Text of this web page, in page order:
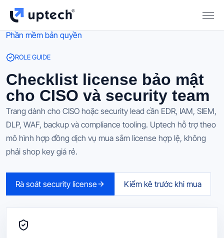
Phần mềm bản quyền
ROLE GUIDE
Checklist license bảo mật
cho CISO và security team
Trang dành cho CISO hoặc security lead cần EDR, IAM, SIEM,
DLP, WAF, backup và compliance tooling. Uptech hỗ trợ theo
mô hình hợp đồng dịch vụ mua sắm license hợp lệ, không
phải shop key giá rẻ.
Rà soát security license Kiểm kê trước khi mua